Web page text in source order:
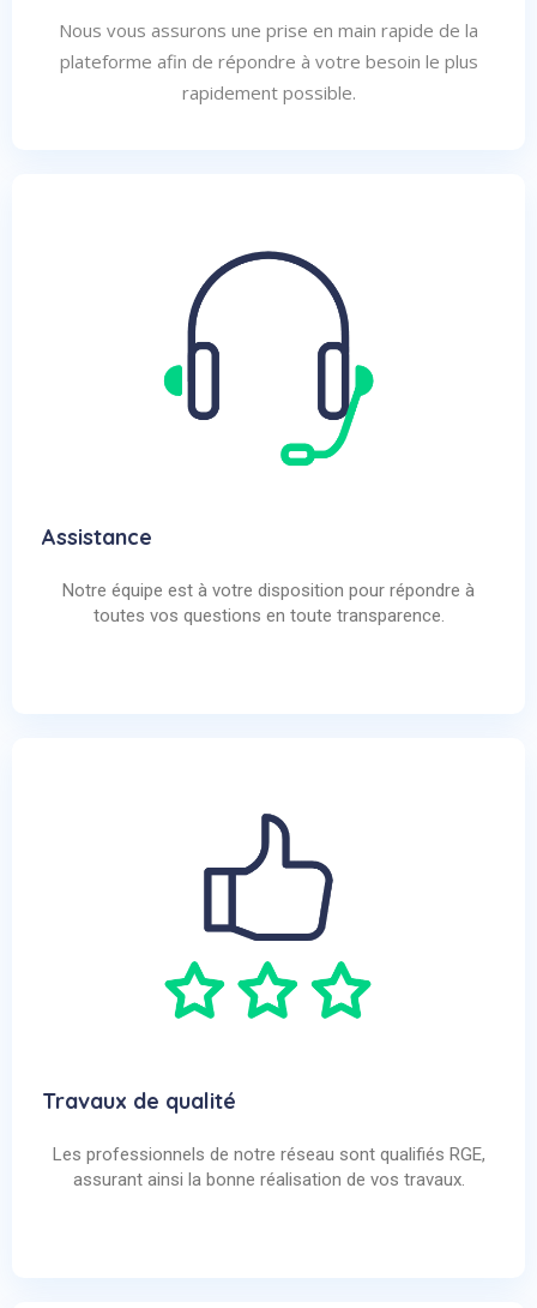
Nous vous assurons une prise en main rapide de la
plateforme afin de répondre à votre besoin le plus
rapidement possible.
Assistance
Notre équipe est à votre disposition pour répondre à
toutes vos questions en toute transparence.
Travaux de qualité
Les professionnels de notre réseau sont qualifiés RGE,
assurant ainsi la bonne réalisation de vos travaux.